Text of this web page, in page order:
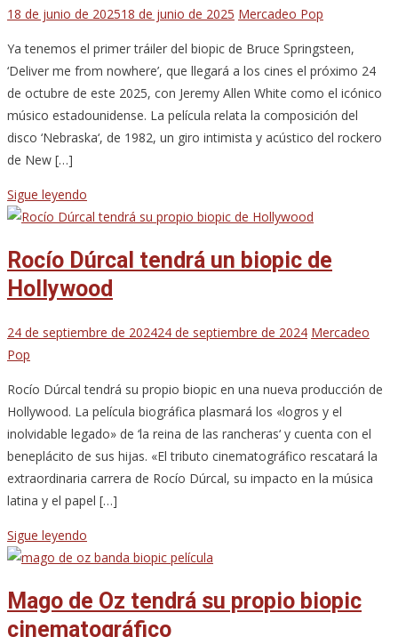
18 de junio de 202518 de junio de 2025 Mercadeo Pop
Ya tenemos el primer tráiler del biopic de Bruce Springsteen,
‘Deliver me from nowhere’, que llegará a los cines el próximo 24
de octubre de este 2025, con Jeremy Allen White como el icónico
músico estadounidense. La película relata la composición del
disco ‘Nebraska‘, de 1982, un giro intimista y acústico del rockero
de New […]
Sigue leyendo
Rocío Dúrcal tendrá un biopic de
Hollywood
24 de septiembre de 202424 de septiembre de 2024 Mercadeo
Pop
Rocío Dúrcal tendrá su propio biopic en una nueva producción de
Hollywood. La película biográfica plasmará los «logros y el
inolvidable legado» de ‘la reina de las rancheras‘ y cuenta con el
beneplácito de sus hijas. «El tributo cinematográfico rescatará la
extraordinaria carrera de Rocío Dúrcal, su impacto en la música
latina y el papel […]
Sigue leyendo
Mago de Oz tendrá su propio biopic
cinematográfico